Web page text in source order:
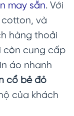
may sẵn. Với
cotton, và
hàng thoải
còn cung cấp
áo nhanh
cổ bẻ đỏ
của khách